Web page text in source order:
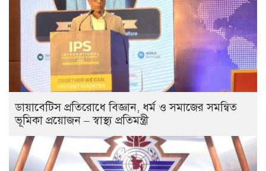
ডায়াবেটিস প্রতিরোধে বিজ্ঞান, ধর্ম ও সমাজের সমন্বিত
ভূমিকা প্রয়োজন – স্বাস্থ্য প্রতিমন্ত্রী